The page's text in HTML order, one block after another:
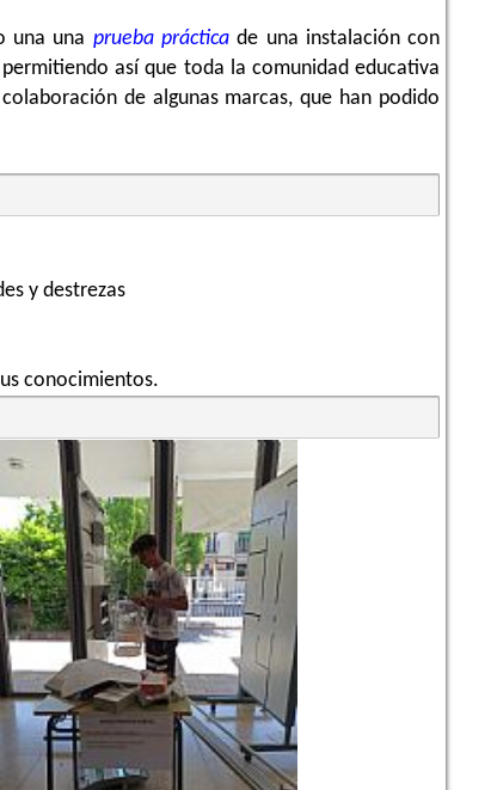
una una prueba prácticade una instalación con
así que toda la comunidad educativa
de algunas marcas, que han podido
y destrezas
conocimientos.